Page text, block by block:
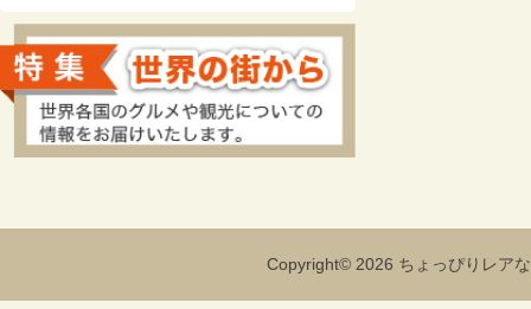
Copyright© 2026 ちょっぴりレ